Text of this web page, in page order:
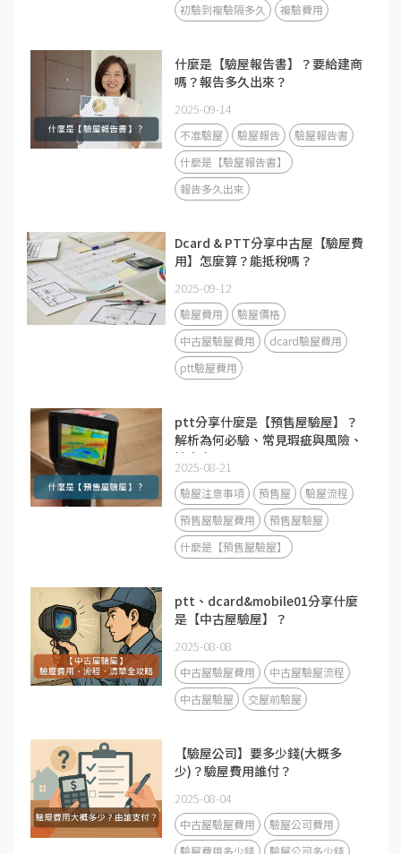
初驗到複驗隔多久
複驗費用
什麼是【驗屋報告書】？要給建商
嗎？報告多久出來？
2025-09-14
不准驗屋 驗屋報告
驗屋報告書
什麼是【驗屋報告書】
報告多久出來
Dcard & PTT分享中古屋【驗屋費
用】怎麼算？能抵稅嗎？
2025-09-12
驗屋費用
驗屋價格
中古屋驗屋費用
dcard驗屋費用
ptt驗屋費用
ptt分享什麼是【預售屋驗屋】？
解析為何必驗、常見瑕疵與風險、
注意事項！
2025-08-21
驗屋注意事項 預售屋
驗屋流程
預售屋驗屋費用
預售屋驗屋
什麼是【預售屋驗屋】
ptt、dcard&mobile01分享什麼
是【中古屋驗屋】？
2025-08-08
中古屋驗屋費用
中古屋驗屋流程
中古屋驗屋
交屋前驗屋
【驗屋公司】要多少錢(大概多
少)？驗屋費用誰付？
2025-08-04
中古屋驗屋費用
驗屋公司費用
驗屋費用多少錢
驗屋公司多少錢